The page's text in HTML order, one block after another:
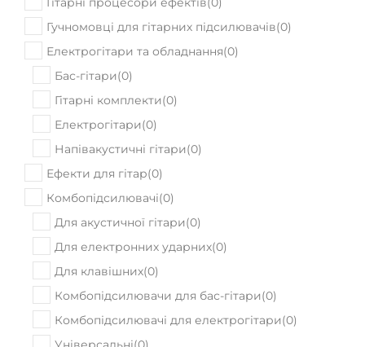
Гучномовці для гітарних підсилювачів(0)
Електрогітари та обладнання(0)
Бас-гітари(0)
Гітарні комплекти(0)
Електрогітари(0)
Напівакустичні гітари(0)
Ефекти для гітар(0)
Комбопідсилювачі(0)
Для акустичної гітари(0)
Для електронних ударних(0)
Для клавішних(0)
Комбопідсилювачи для бас-гітари(0)
Комбопідсилювачі для електрогітари(0)